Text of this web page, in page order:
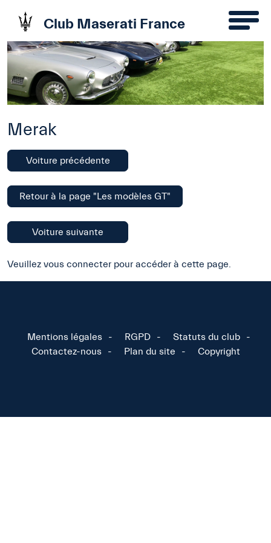
Club Maserati France
Merak
Voiture précédente
Retour à la page "Les modèles GT"
Voiture suivante
Veuillez vous connecter pour accéder à cette page.
Mentions légales RGPD
Statuts du club
Contactez-nous
Plan du site Copyright